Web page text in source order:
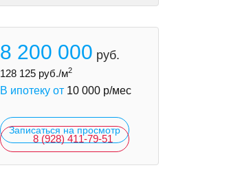
8 200 000 руб.
128 125 руб./м2
В ипотеку от 10 000 р/мес
Записаться на просмотр
8 (928) 411-79-51